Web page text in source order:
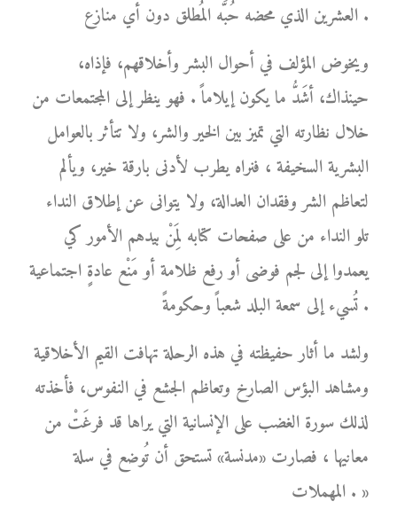
العشرين الذي محضه حُبَّه المُطلق دون أي منازع .
ويخوض المؤلف في أحوال البشر وأخلاقهم، فإذاه،
حينذاك، أشَدُّ ما يكون إيلاماً . فهو ينظر إلى المجتمعات من
خلال نظارته التي تميز بين الخير والشر، ولا تتأثر بالعوامل
البشرية السخيفة ، فنراه يطرب لأدنى بارقة خير، ويألم
لتعاظم الشر وفقدان العدالة، ولا يتوانى عن إطلاق النداء
تلو النداء من على صفحات كتابه لِمَنْ بيدهم الأمور كي
يعمدوا إلى لجم فوضى أو رفع ظلامة أو مَنْع عادةٍ اجتماعية
تُسيء إلى سمعة البلد شعباً وحكومةً .
ولشد ما أثار حفيظته في هذه الرحلة تهافت القيم الأخلاقية
ومشاهد البؤس الصارخ وتعاظم الجشع في النفوس، فأخذته
لذلك سورة الغضب على الإنسانية التي يراها قد فرغَتْ من
معانيها ، فصارت «مدنسة» تستحق أن تُوضع في سلة
المهملات . »